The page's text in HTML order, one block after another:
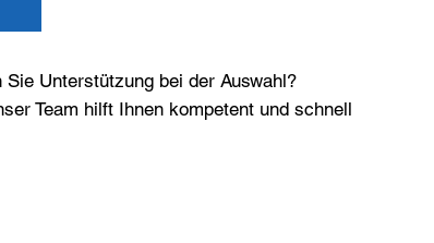
Unterstützung bei der Auswahl?
Team hilft Ihnen kompetent und schnell